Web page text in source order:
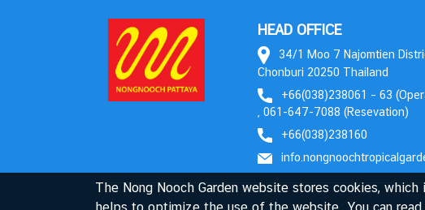
The Nong Nooch Garden website stores cookies,
HEAD OFFICE
34/1 Moo 7 Najomtien
Chonburi 20250 Thailand
+66(038)238061 – 63
, 061-647-7088 (Resevation)
+66(038)238160